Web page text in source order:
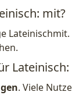
mit?
. Viele